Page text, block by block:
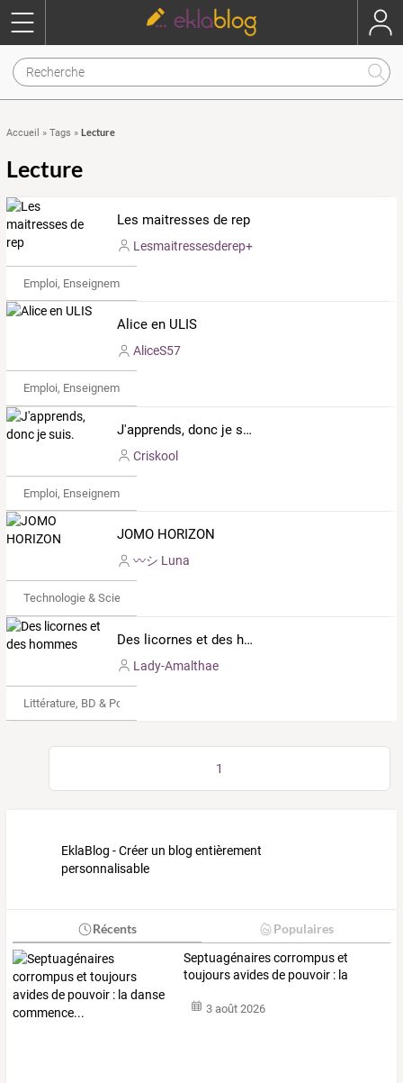
Accueil » Tags » Lecture
Lecture
Les maitresses de rep
Lesmaitressesderep+
Emploi, Enseignement & Etudes
Alice en ULIS
AliceS57
Emploi, Enseignement & Etudes
J'apprends, donc je suis.
Criskool
Emploi, Enseignement & Etudes
JOMO HORIZON
〰️シ Luna
Technologie & Science
Des licornes et des hommes
Lady-Amalthae
Littérature, BD & Poésie
1
EklaBlog - Créer un blog entièrement
personnalisable
Récents Populaires
Septuagénairescorrompuset
toujoursavidesde pouvoir : la
3 août 2026